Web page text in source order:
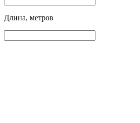
Длина, метров